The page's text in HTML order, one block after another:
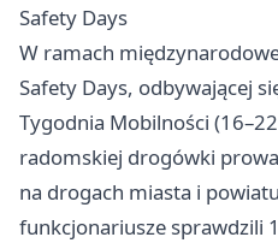
Safety Days
W ramach
Safety Days, odbywającej
Tygodnia Mobilności
radomskiej drogówki
na drogach miasta i
funkcjonariusze sprawdzili